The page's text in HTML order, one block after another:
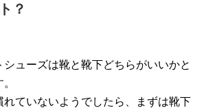
？
ューズは靴と靴下どちらがいいかと
れていないようでしたら、まずは靴下